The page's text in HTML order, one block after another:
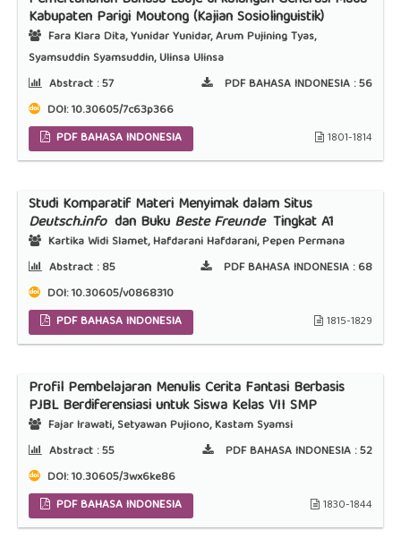
Kabupaten Parigi Moutong (Kajian Sosiolinguistik)
Fara Klara Dita, Yunidar Yunidar, Arum Pujining Tyas,
Syamsuddin Syamsuddin, Ulinsa Ulinsa
Abstract :57 PDF BAHASA INDONESIA :56
DOI:10.30605/7c63p366
PDF BAHASA INDONESIA
1801-1814
Studi Komparatif Materi Menyimak dalam Situs
Deutsch.info dan Buku Beste Freunde Tingkat A1
Kartika Widi Slamet, Hafdarani Hafdarani, Pepen Permana
Abstract :85 PDF BAHASA INDONESIA :68
DOI:10.30605/v0868310
PDF BAHASA INDONESIA
1815-1829
Profil Pembelajaran Menulis Cerita Fantasi Berbasis
PJBL Berdiferensiasi untuk Siswa Kelas VII SMP
Fajar Irawati, Setyawan Pujiono, Kastam Syamsi
Abstract :55 PDF BAHASA INDONESIA :52
DOI:10.30605/3wx6ke86
PDF BAHASA INDONESIA
1830-1844